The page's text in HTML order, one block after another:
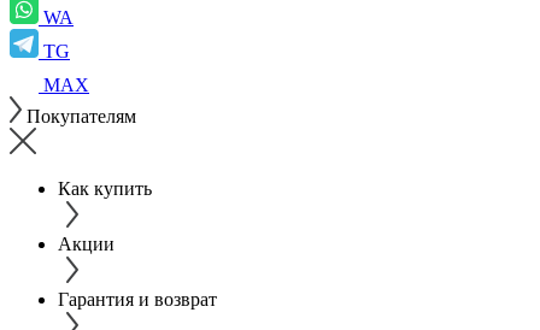
WA
TG
MAX
Покупателям
Как купить
Акции
Гарантия и возврат